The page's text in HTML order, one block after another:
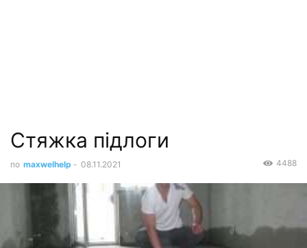
Стяжка підлоги
по maxwelhelp - 08.11.2021 4488